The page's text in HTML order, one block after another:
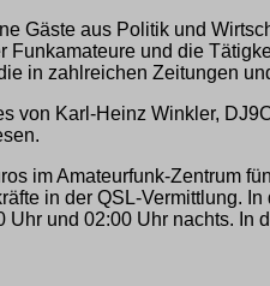
Gäste aus Politik und
und die
in zahlreichen Zeitungen
von Karl-Heinz Winkler,
im Amateurfunk-Zentrum
in der QSL-Vermittlung.
und 02:00 Uhr nachts. In